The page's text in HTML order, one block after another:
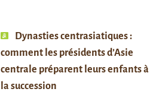
Dynasties centrasiatiques :
comment les présidents d’Asie
centrale préparent leurs enfants à
la succession